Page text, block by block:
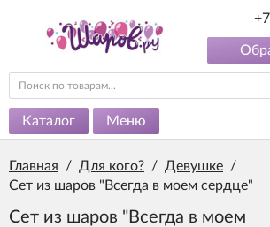
Каталог Меню
Главная / Для кого? / Девушке /
Сет из шаров "Всегда в моем сердце"
Сет из шаров "Всегда в моем